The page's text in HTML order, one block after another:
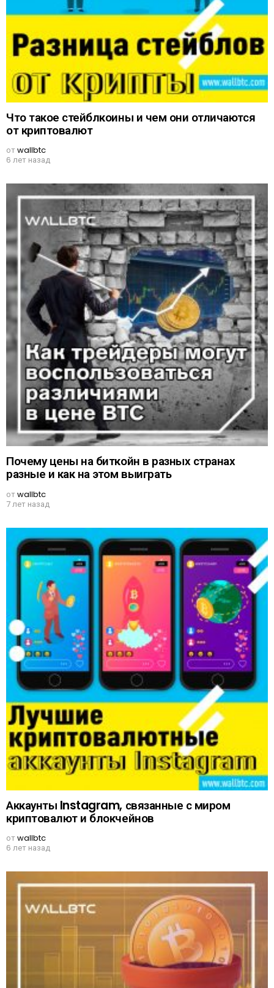
Что такое стейблкоины и чем они отличаются
от криптовалют
отwallbtc
6 лет назад
Почему цены на биткойн в разных странах
разные и как на этом выиграть
отwallbtc
7 лет назад
Аккаунты Instagram, связанные с миром
криптовалют и блокчейнов
отwallbtc
6 лет назад